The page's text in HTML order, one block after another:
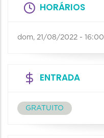
HORÁRIOS
dom, 21/08/2022 - 16:00
ENTRADA
GRATUITO